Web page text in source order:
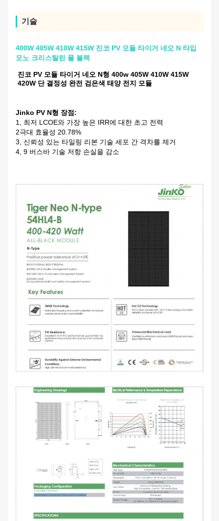
기술
400W 405W 410W 415W 진코 PV 모듈 타이거 네오 N 타입
모노 크리스탈린 풀 블랙
진코 PV 모듈 타이거 네오 N형 400w 405W 410W 415W
420W 단 결정성 완전 검은색 태양 전지 모듈
Jinko PV N형 장점:
1, 최저 LCOE와 가장 높은 IRR에 대한 초고 전력
2극대 효율성 20.78%
3, 신뢰성 있는 타일링 리본 기술 세포 간 격차를 제거
4, 9 버스바 기술 저항 손실을 감소